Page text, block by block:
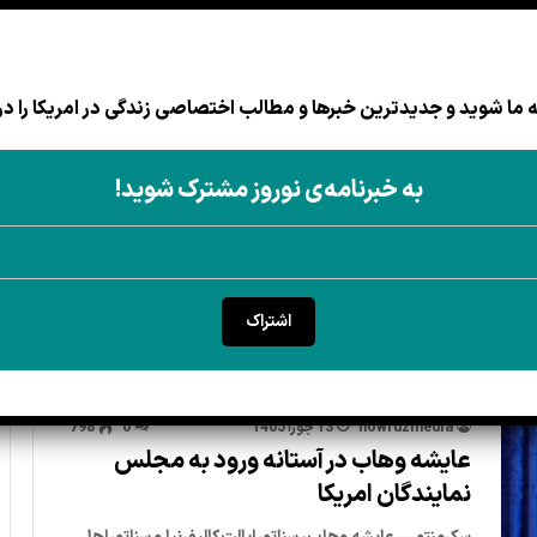
بهداشت مهاجرت اقتصاد قانون منابع برای مهاجران
nowruzmedia 13 جوزا 1405 0
798
عایشه وهاب در آستانه ورود به مجلس
نمایندگان امریکا
شوید و جدیدترین خبرها و مطالب اختصاصی زندگی در امریکا را
به خبرنامه‌ی نوروز مشترک شوید!
اشتراک